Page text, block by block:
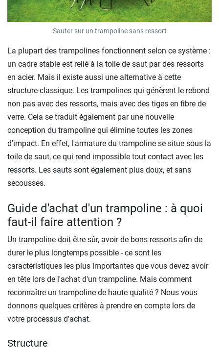
Sauter sur un trampoline sans ressort
La plupart des trampolines fonctionnent selon ce système :
un cadre stable est relié à la toile de saut par des ressorts
en acier. Mais il existe aussi une alternative à cette
structure classique. Les trampolines qui génèrent le rebond
non pas avec des ressorts, mais avec des tiges en fibre de
verre. Cela se traduit également par une nouvelle
conception du trampoline qui élimine toutes les zones
d'impact. En effet, l'armature du trampoline se situe sous la
toile de saut, ce qui rend impossible tout contact avec les
ressorts. Les sauts sont également plus doux, et sans
secousses.
Guide d'achat d'un trampoline : à quoi
faut-il faire attention ?
Un trampoline doit être sûr, avoir de bons ressorts afin de
durer le plus longtemps possible - ce sont les
caractéristiques les plus importantes que vous devez avoir
en tête lors de l'achat d'un trampoline. Mais comment
reconnaître un trampoline de haute qualité ? Nous vous
donnons quelques critères à prendre en compte lors de
votre processus d'achat.
Structure